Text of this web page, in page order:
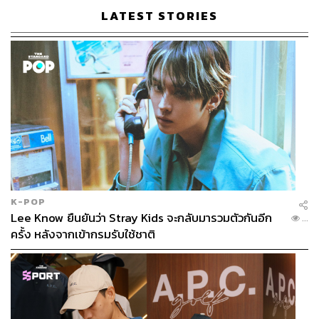
LATEST STORIES
K-POP
Lee Know ยืนยันว่า Stray Kids จะกลับมารวมตัวกันอีก
ครั้ง หลังจากเข้ากรมรับใช้ชาติ
...